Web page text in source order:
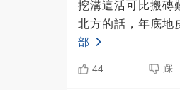
挖溝這活可比搬磚
北方的話，年底地
部
44 踩